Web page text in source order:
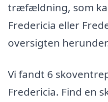
træfældning, som
Fredericia eller
oversigten
Vi fandt 6
Fredericia. Find en